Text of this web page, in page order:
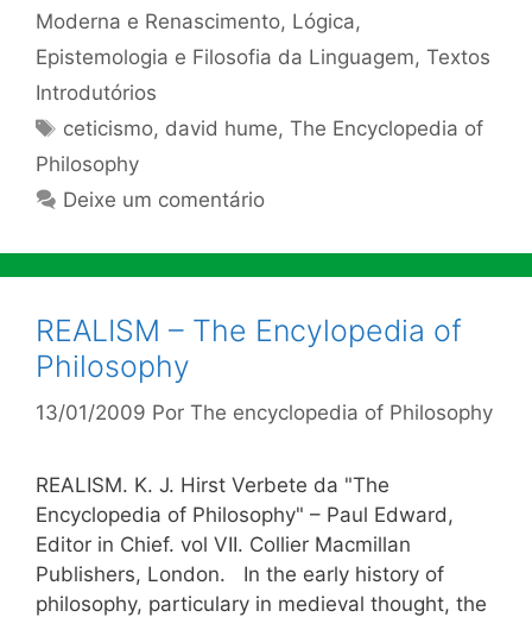
Moderna e Renascimento, Lógica,
Epistemologia e Filosofia da Linguagem, Textos
Introdutórios
Tags
ceticismo, david hume,The Encyclopedia of
Philosophy
Deixe um comentário
REALISM – The Encylopedia of
Philosophy
13/01/2009 Por The encyclopedia of Philosophy
REALISM. K. J. Hirst Verbete da "The
Encyclopedia of Philosophy" – Paul Edward,
Editor in Chief. vol VII. Collier Macmillan
Publishers, London. In the early history of
philosophy, particulary in medieval thought, the